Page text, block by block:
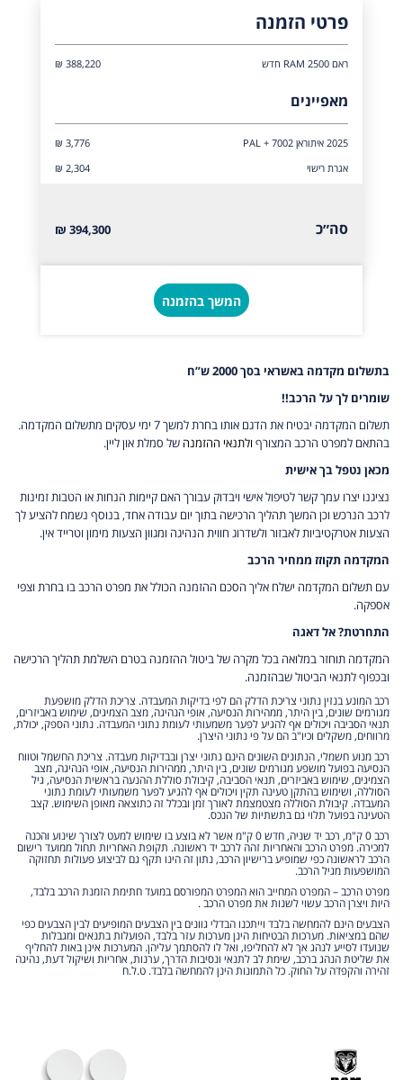
פרטי הזמנה
ראם RAM 2500 חדש 388,220 ₪
מאפיינים
2025 איתוראן 7002 + PAL
₪ 3,776
אגרת רישוי
₪ 2,304
סה״כ 394,300 ₪
המשך בהזמנה
בתשלום מקדמה באשראי בסך 2000 ש”ח
שומרים לך על הרכב!!
תשלום המקדמה יבטיח את הדגם אותו בחרת למשך 7 ימי עסקים מתשלום המקדמה.
בהתאם למפרט הרכב המצורף ולתנאי ההזמנה של סמלת און ליין.
מכאן נטפל בך אישית
נציגנו יצרו עמך קשר לטיפול אישי ויבדוק עבורך האם קיימות הנחות או הטבות זמינות
לרכב הנרכש וכן המשך תהליך הרכישה בתוך יום עבודה אחד, בנוסף נשמח להציע לך
הצעות אטרקטיביות לאבזור ולשדרוג חווית הנהיגה ומגוון הצעות מימון וטרייד אין.
המקדמה תקוזז ממחיר הרכב
עם תשלום המקדמה ישלח אליך הסכם ההזמנה הכולל את מפרט הרכב בו בחרת וצפי
אספקה.
התחרטת? אל דאגה
המקדמה תוחזר במלואה בכל מקרה של ביטול ההזמנה בטרם השלמת תהליך הרכישה
ובכפוף לתנאי הביטול שבהזמנה.
רכב המונע בנזין נתוני צריכת הדלק הם לפי בדיקות המעבדה. צריכת הדלק מושפעת
מגורמים שונים, בין היתר, ממהירות הנסיעה, אופי הנהיגה, מצב הצמיגים, שימוש באביזרים,
תנאי הסביבה ויכולים אף להגיע לפער משמעותי לעומת נתוני המעבדה. נתוני הספק, יכולת,
מרווחים, משקלים וכיו"ב הם על פי נתוני היצרן.
רכב מנוע חשמלי, הנתונים השונים הינם נתוני יצרן ובבדיקות מעבדה. צריכת החשמל וטווח
הנסיעה בפועל מושפע מגורמים שונים, בין היתר, ממהירות הנסיעה, אופי הנהיגה, מצב
הצמיגים, שימוש באביזרים, תנאי הסביבה, קיבולת סוללת ההנעה בראשית הנסיעה, גיל
הסוללה, ושימוש בהתקן טעינה תקין ויכולים אף להגיע לפער משמעותי לעומת נתוני
המעבדה. קיבולת הסוללה מצטמצמת לאורך זמן ובכלל זה כתוצאה מאופן השימוש. קצב
הטעינה בפועל תלוי גם בתשתיות של הנכס.
רכב 0 ק"מ, רכב יד שניה, חדש 0 ק"מ אשר לא בוצע בו שימוש למעט לצורך שינוע והכנה
למכירה. מפרט הרכב והאחריות זהה לרכב יד ראשונה. תקופת האחריות תחול ממועד רישום
הרכב לראשונה כפי שמופיע ברישיון הרכב, נתון זה הינו תקף גם לביצוע פעולות תחזוקה
המושפעות מגיל הרכב.
מפרט הרכב – המפרט המחייב הוא המפרט המפורסם במועד חתימת הזמנת הרכב בלבד,
היות ויצרן הרכב עשוי לשנות את מפרט הרכב .
הצבעים הינם להמחשה בלבד וייתכנו הבדלי גוונים בין הצבעים המופיעים לבין הצבעים כפי
שהם במציאות. מערכות הבטיחות הינן מערכות עזר בלבד, הפועלות בתנאים ומגבלות
שנועדו לסייע לנהג אך לא להחליפו, ואל לו להסתמך עליהן. המערכות אינן באות להחליף
את שליטת הנהג ברכב, שימת לב לתנאי ונסיבות הדרך, ערנות, אחריות ושיקול דעת, נהיגה
זהירה והקפדה על החוק. כל התמונות הינן להמחשה בלבד. ט.ל.ח